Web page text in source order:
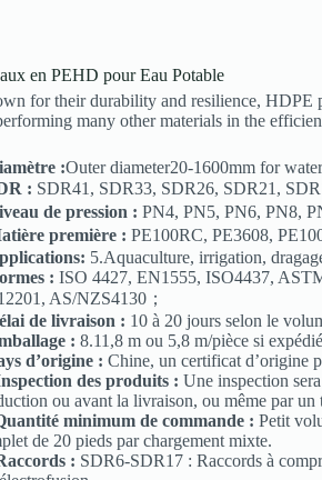
en PEHD pour Eau Potable
for their durability and resilience, HDPE
many other materials in the
:Outer diameter20-1600mm for
: SDR41, SDR33, SDR26, SDR21,
de pression : PN4, PN5, PN6, PN8,
première : PE100RC, PE3608,
5.Aquaculture, irrigation,
: ISO 4427, EN1555, ISO4437,
AS/NZS4130；
de livraison : 10 à 20 jours selon le
: 8.11,8 m ou 5,8 m/pièce si
d’origine : Chine, un certificat d’origine
des produits : Une inspection
ou avant la livraison, ou même par un
minimum de commande : Petit
de 20 pieds par chargement mixte.
: SDR6-SDR17 : Raccords à